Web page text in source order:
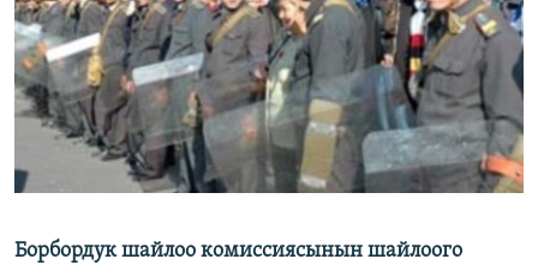
ДАНИСТЕ
ЭЖЕ-СИҢДИЛЕР
АЗАТТЫК+
ЫҢГАЙСЫЗ СУРООЛОР
ОНЛАЙН ШЕРИНЕ
Борбордук шайлоо комиссиясынын шайлоого